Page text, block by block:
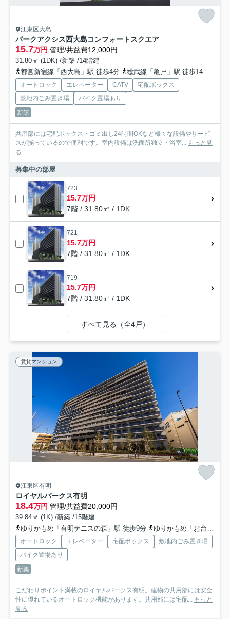
江東区大島
パークアクシス西大島コンフォートスクエア
15.7万円 管理/共益費12,000円
31.80㎡ (1DK) /新築 /14階建
都営新宿線「西大島」駅 徒歩4分
総武線「亀戸」駅 徒歩14分
オートロック エレベーター CATV
宅配ボックス
敷地内ごみ置き場
バイク置場あり
新築
共用部には宅配ボックス・ゴミ出し24時間OKなど様々な設備やサービ
スが揃っているので便利です。室内設備は洗面所独立・浴室... もっと見
る
募集中の部屋
723
15.7万円
7階 / 31.80㎡ / 1DK
721
15.7万円
7階 / 31.80㎡ / 1DK
719
15.7万円
7階 / 31.80㎡ / 1DK
すべて見る（全4戸）
賃貸マンション
江東区有明
ロイヤルパークス有明
18.4万円 管理/共益費20,000円
39.84㎡ (1K) /新築 /15階建
ゆりかもめ「有明テニスの森」駅 徒歩9分
ゆりかもめ「お台場海浜公園」駅 徒歩12分
オートロック エレベーター 宅配ボックス
敷地内ごみ置き場
バイク置場あり
新築
こだわりポイント満載のロイヤルパークス有明。建物の共用部には安全
性に優れているオートロック機能があります。共用部には宅配... もっと
見る